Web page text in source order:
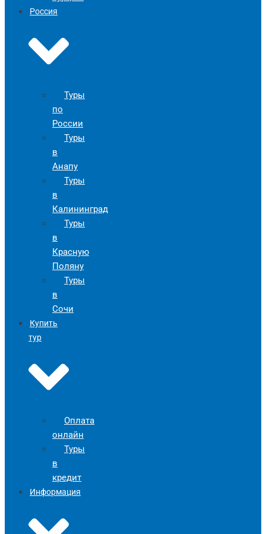
Россия
Туры
по
России
Туры
в
Анапу
Туры
в
Калининград
Туры
в
Красную
Поляну
Туры
в
Сочи
Купить
тур
Оплата
онлайн
Туры
в
кредит
Информация